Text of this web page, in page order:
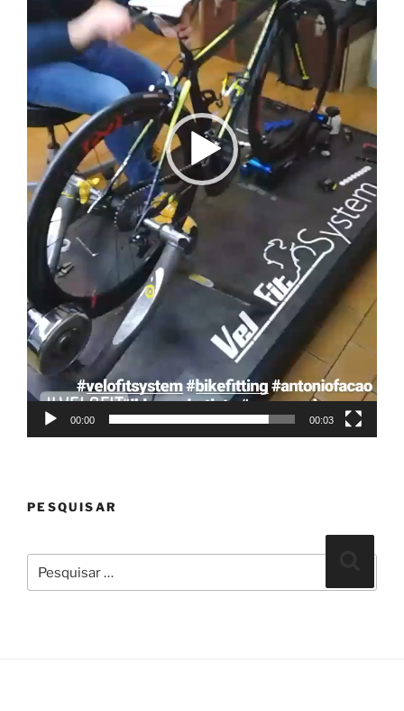
00:00 00:03
PESQUISAR
Pesquisar
por: